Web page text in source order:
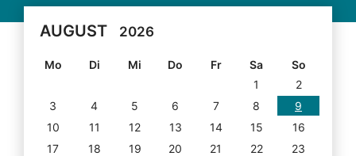
AUGUST 2026
Mo Di Mi Do Fr Sa
So
1
2
3
4 5 6 7 8
9
10
11 12 13 14 15
16
17
18 19 20 21 22
23